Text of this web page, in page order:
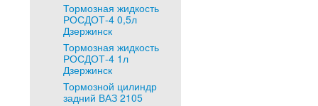
Тормозная жидкость
РОСДОТ-4 0,5л
Дзержинск
Тормозная жидкость
РОСДОТ-4 1л
Дзержинск
Тормозной цилиндр
задний ВАЗ 2105